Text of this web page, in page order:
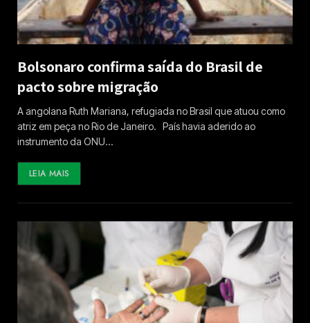
Bolsonaro confirma saída do Brasil de
pacto sobre migração
A angolana Ruth Mariana, refugiada no Brasil que atuou como
atriz em peça no Rio de Janeiro. País havia aderido ao
instrumento da ONU…
LEIA MAIS